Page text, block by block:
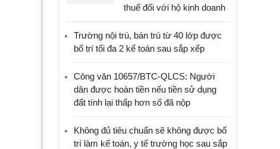
thuế đối với hộ kinh doanh
Trường nội trú, bán trú từ 40 lớp được
bố trí tối đa 2 kế toán sau sắp xếp
Công văn 10657/BTC-QLCS: Người
dân được hoàn tiền nếu tiền sử dụng
đất tính lại thấp hơn số đã nộp
Không đủ tiêu chuẩn sẽ không được bố
trí làm kế toán, y tế trường học sau sắp